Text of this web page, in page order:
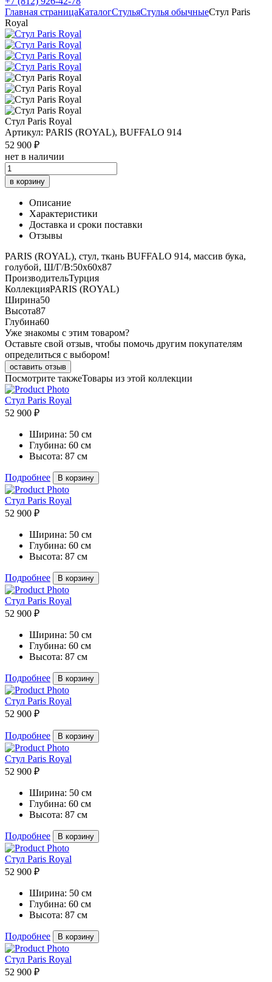
Главная страницаКаталогСтульяСтулья обычныеСтул Paris
Royal
Стул Paris Royal
Артикул: PARIS (ROYAL), BUFFALO 914
52 900 ₽
нет в наличии
в корзину
Описание
Характеристики
Доставка и сроки поставки
Отзывы
PARIS (ROYAL), стул, ткань BUFFALO 914, массив бука,
голубой, Ш/Г/В:50х60х87
ПроизводительТурция
КоллекцияPARIS (ROYAL)
Ширина50
Высота87
Глубина60
Уже знакомы с этим товаром?
Оставьте свой отзыв, чтобы помочь другим покупателям
определиться с выбором!
оставить отзыв
Посмотрите такжеТовары из этой коллекции
Стул Paris Royal
52 900 ₽
Ширина: 50 см
Глубина: 60 см
Высота: 87 см
Подробнее В корзину
Стул Paris Royal
52 900 ₽
Ширина: 50 см
Глубина: 60 см
Высота: 87 см
Подробнее В корзину
Стул Paris Royal
52 900 ₽
Ширина: 50 см
Глубина: 60 см
Высота: 87 см
Подробнее В корзину
Стул Paris Royal
52 900 ₽
Подробнее В корзину
Стул Paris Royal
52 900 ₽
Ширина: 50 см
Глубина: 60 см
Высота: 87 см
Подробнее В корзину
Стул Paris Royal
52 900 ₽
Ширина: 50 см
Глубина: 60 см
Высота: 87 см
Подробнее В корзину
Стул Paris Royal
52 900 ₽